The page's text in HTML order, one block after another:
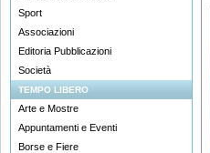
Sport
Associazioni
Editoria Pubblicazioni
Società
TEMPO LIBERO
Arte e Mostre
Appuntamenti e Eventi
Borse e Fiere